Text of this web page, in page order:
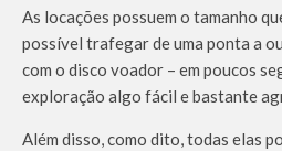
As locações possuem o tamanho
possível trafegar de uma ponta a
com o disco voador – em poucos
exploração algo fácil e bastante
Além disso, como dito, todas elas